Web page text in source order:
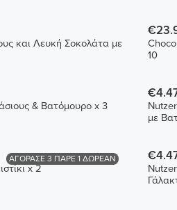
και Λευκή Σοκολάτα με
10
& Βατόμουρο x 3
με
ΑΓΟΡΑΣΕ 3 ΠΑΡΕ 1 ΔΩΡΕΑΝ
x 2